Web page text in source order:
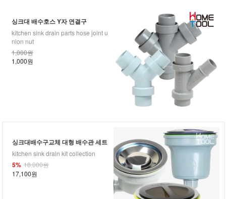
싱크대 배수호스 Y자 연결구
kitchen sink drain parts hose joint u
nion nut
1,000원
1,000원
싱크대배수구교체 대형 배수관 세트
kitchen sink drain kit collection
5% 18,000원
17,100원